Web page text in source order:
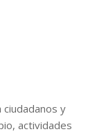
ciudadanos y
actividades